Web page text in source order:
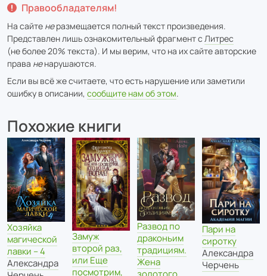
Правообладателям!
На сайте неразмещается полный текст произведения.
Представлен лишь ознакомительный фрагмент с Литрес
(не более 20% текста). И мы верим, что на их сайте авторские
права ненарушаются.
Если вы всё же считаете, что есть нарушение или заметили
ошибку в описании, сообщите нам об этом.
Похожие книги
Хозяйка
магической
лавки – 4
Александра
Замуж
второй раз,
или Еще
посмотрим,
Развод по
драконьим
традициям.
Жена
Пари на
сиротку
Александра
Черчень